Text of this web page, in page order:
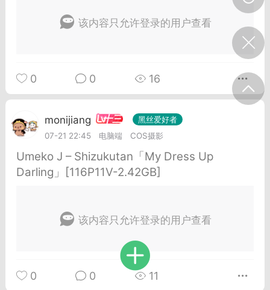
摇钱树 匿名吐槽 挑战大比拼
十三
黑丝爱好者
告】不会解压&&网站帮助看这里&&
程&&VIP介绍
压软件是无法解压本站压缩包的。 推荐
该内容只允许登录的用户查看
0 0 16
monijiang 十三
黑丝爱好者
07-21 22:45
电脑端 COS摄影
Umeko J – Shizukutan「My Dress Up
Darling」[116P11V-2.42GB]
该内容只允许登录的用户查看
0 0 11